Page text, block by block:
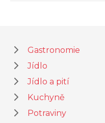
Gastronomie
Jídlo
Jídlo a pití
Kuchyně
Potraviny